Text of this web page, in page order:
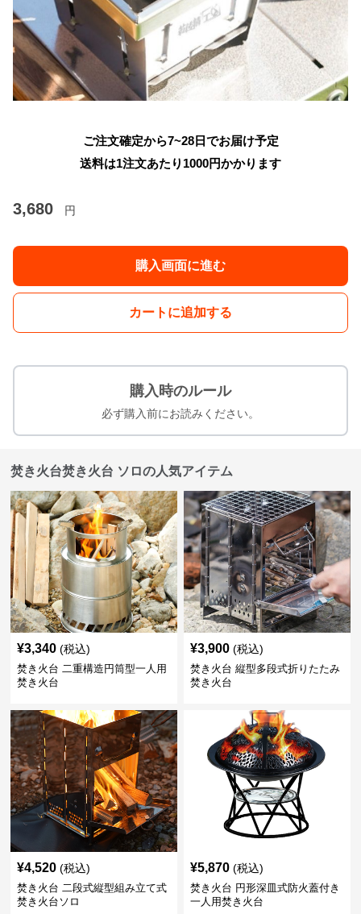
ご注文確定から7~28日でお届け予定
送料は1注文あたり 1000円かかります
3,680 円
購入画面に進む
カートに追加する
購入時のルール
必ず購入前にお読みください。
焚き火台焚き火台 ソロの人気アイテム
¥3,340 (税込)
焚き火台 二重構造円筒型一人用
焚き火台
¥3,900 (税込)
焚き火台 縦型多段式折りたたみ
焚き火台
¥4,520 (税込)
焚き火台 二段式縦型組み立て式
焚き火台ソロ
¥5,870 (税込)
焚き火台 円形深皿式防火蓋付き
一人用焚き火台